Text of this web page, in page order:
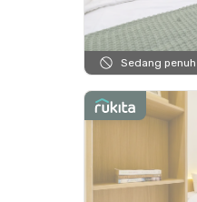
Sedang penuh